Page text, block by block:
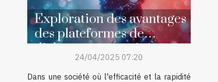
Exploration des avantages
des plateformes de
dialogue automatisé en
français24/04/2025 07:20
Dans une société où l'efficacité et la rapidité